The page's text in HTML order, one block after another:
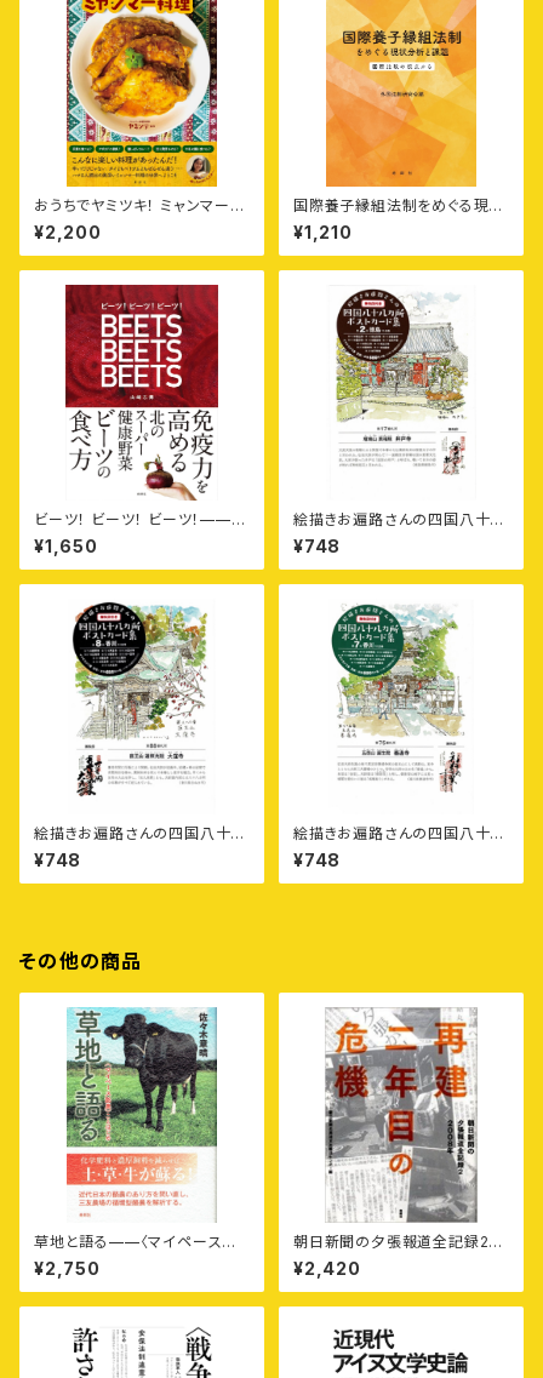
おうちでヤミツキ！ ミャンマー料
理
¥2,200
国際養子縁組法制をめぐる現状
分析と課題——国際比較の視
点から
¥1,210
ビーツ！ ビーツ！ ビーツ！——免
疫力を高める北のスーパー健康
野菜ビーツの食べ方
¥1,650
絵描きお遍路さんの四国八十八
カ所御朱印付きポストカード集
〈第2集〉徳島11カ寺
¥748
絵描きお遍路さんの四国八十八
カ所御朱印付きポストカード集
〈第8集〉香川11カ寺
¥748
絵描きお遍路さんの四国八十八
カ所御朱印付きポストカード集
〈第7集〉香川11カ寺
¥748
その他の商品
草地と語る——〈マイペース酪
農〉ことはじめ
¥2,750
朝日新聞の夕張報道全記録2
——再建二年目の危機
¥2,420